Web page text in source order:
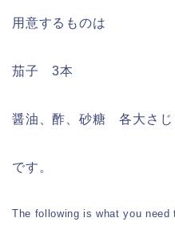
用意するものは
茄子 3本
醤油、酢、砂糖 各大さじ
です。
The following is what you need